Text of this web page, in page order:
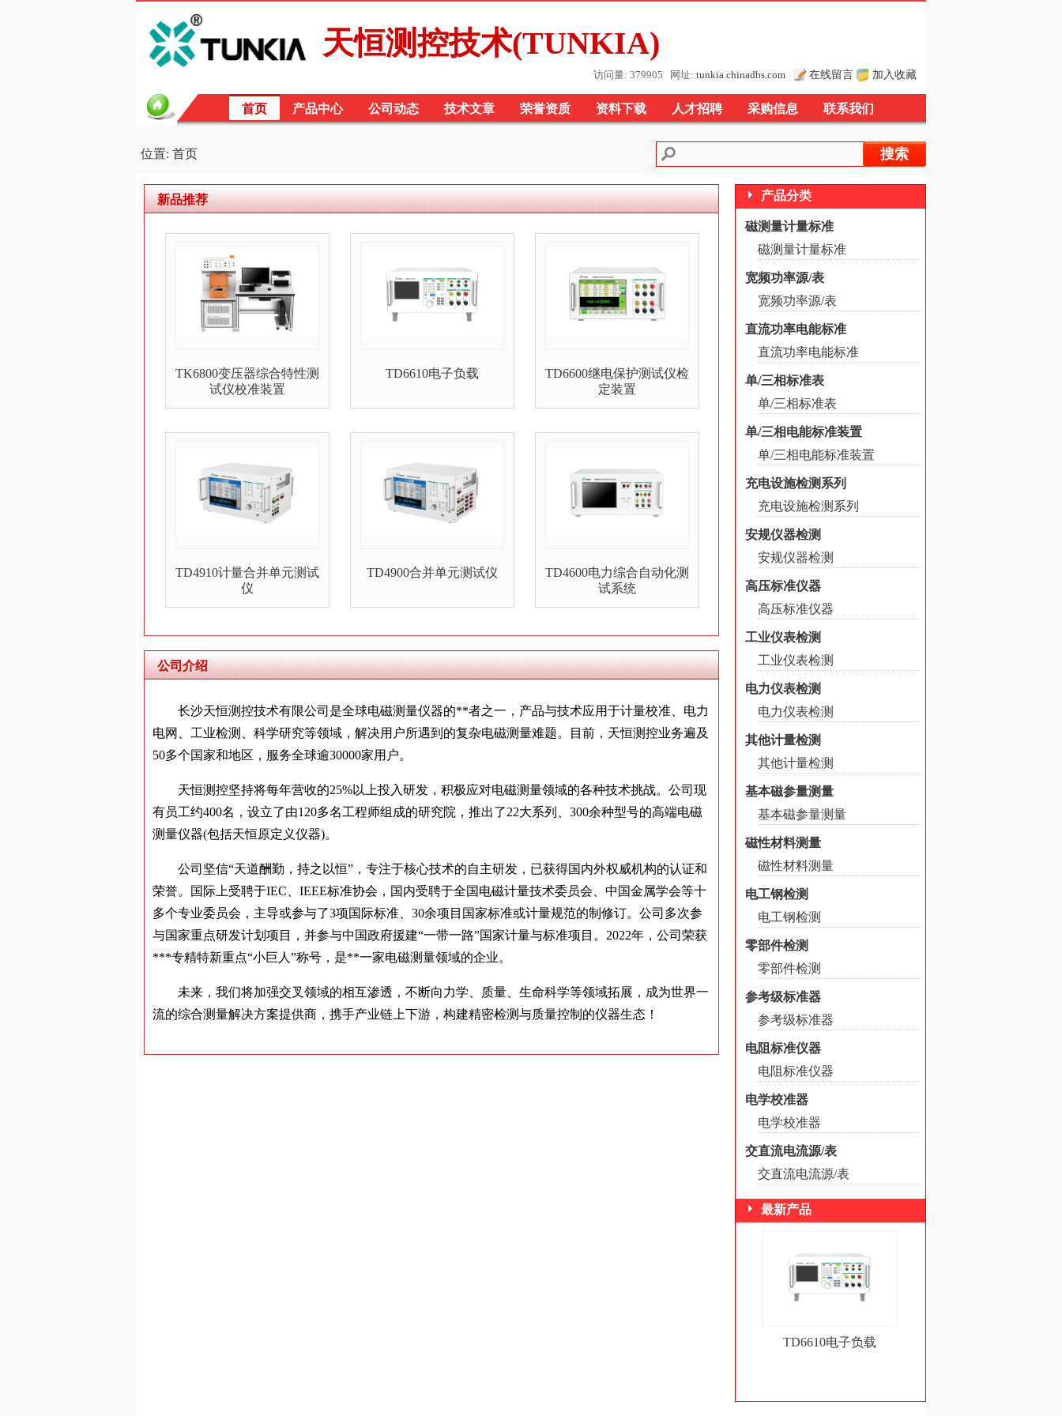
天恒测控技术(TUNKIA)
访问量: 379905 网址: tunkia.chinadbs.com 在线留言 加入收藏
首页 产品中心 公司动态 技术文章 荣誉资质 资料下载 人才招聘 采购信息 联系我们
位置: 首页
新品推荐
TK6800变压器综合特性测
试仪校准装置
TD6610电子负载
TD6600继电保护测试仪检
定装置
TD4910计量合并单元测试
仪
TD4900合并单元测试仪
TD4600电力综合自动化测
试系统
公司介绍
长沙天恒测控技术有限公司是全球电磁测量仪器的**者之一，产品与技术应用于计量校准、电力
电网、工业检测、科学研究等领域，解决用户所遇到的复杂电磁测量难题。目前，天恒测控业务遍及
50多个国家和地区，服务全球逾30000家用户。
天恒测控坚持将每年营收的25%以上投入研发，积极应对电磁测量领域的各种技术挑战。公司现
有员工约400名，设立了由120多名工程师组成的研究院，推出了22大系列、300余种型号的高端电磁
测量仪器(包括天恒原定义仪器)。
公司坚信“天道酬勤，持之以恒”，专注于核心技术的自主研发，已获得国内外权威机构的认证和
荣誉。国际上受聘于IEC、IEEE标准协会，国内受聘于全国电磁计量技术委员会、中国金属学会等十
多个专业委员会，主导或参与了3项国际标准、30余项目国家标准或计量规范的制修订。公司多次参
与国家重点研发计划项目，并参与中国政府援建“一带一路”国家计量与标准项目。2022年，公司荣获
***专精特新重点“小巨人”称号，是**一家电磁测量领域的企业。
未来，我们将加强交叉领域的相互渗透，不断向力学、质量、生命科学等领域拓展，成为世界一
流的综合测量解决方案提供商，携手产业链上下游，构建精密检测与质量控制的仪器生态！
产品分类
磁测量计量标准
磁测量计量标准
宽频功率源/表
宽频功率源/表
直流功率电能标准
直流功率电能标准
单/三相标准表
单/三相标准表
单/三相电能标准装置
单/三相电能标准装置
充电设施检测系列
充电设施检测系列
安规仪器检测
安规仪器检测
高压标准仪器
高压标准仪器
工业仪表检测
工业仪表检测
电力仪表检测
电力仪表检测
其他计量检测
其他计量检测
基本磁参量测量
基本磁参量测量
磁性材料测量
磁性材料测量
电工钢检测
电工钢检测
零部件检测
零部件检测
参考级标准器
参考级标准器
电阻标准仪器
电阻标准仪器
电学校准器
电学校准器
交直流电流源/表
交直流电流源/表
最新产品
TD6610电子负载